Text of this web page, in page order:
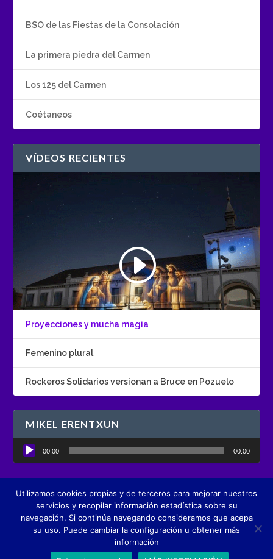
BSO de las Fiestas de la Consolación
La primera piedra del Carmen
Los 125 del Carmen
Coétaneos
VÍDEOS RECIENTES
Proyecciones y mucha magia
Femenino plural
Rockeros Solidarios versionan a Bruce en Pozuelo
MIKEL ERENTXUN
Reproductor
de
00:00 00:00
Diseñado porBoutique de Comunicación creActivos
Utilizamos cookies propias y de terceros para mejorar nuestros
servicios y recopilar información estadística sobre su
navegación. Si continúa navegando consideramos que acepa
su uso. Puede cambiar la configuración u obtener más
información